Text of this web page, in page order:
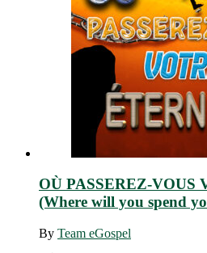
OÙ PASSEREZ-VOUS
(Where will you spend
By Team eGospel